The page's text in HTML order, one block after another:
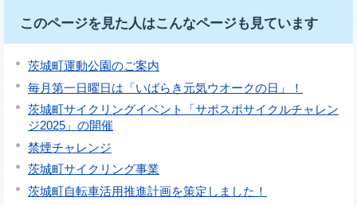
このページを見た人はこんなページも見ています
茨城町運動公園のご案内
毎月第一日曜日は「いばらき元気ウオークの日」！
茨城町サイクリングイベント「サポスポサイクルチャレン
ジ2025」の開催
禁煙チャレンジ
茨城町サイクリング事業
茨城町自転車活用推進計画を策定しました！